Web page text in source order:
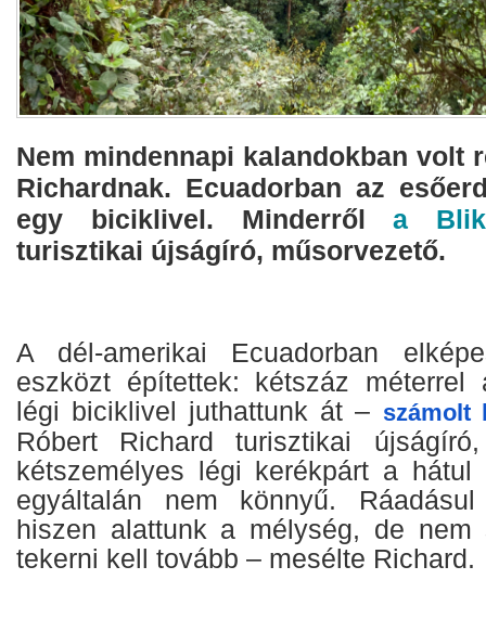
Nem mindennapi kalandokban volt
Richardnak. Ecuadorban az
egy biciklivel. Minderrőla
turisztikai újságíró, műsorvezető.
A dél-amerikai Ecuadorban
eszközt építettek: kétszáz méterrel
légi biciklivel juthattunk át – számolt
Róbert Richard turisztikai
kétszemélyes légi kerékpárt a
egyáltalán nem könnyű.
hiszen alattunk a mélység, de nem
tekerni kell tovább – mesélte Richard.